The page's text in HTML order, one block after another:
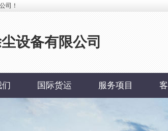
司！
设备有限公司
们 国际货运 服务项目